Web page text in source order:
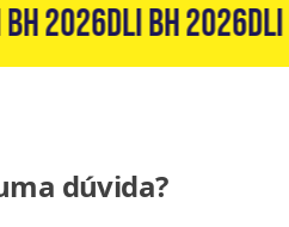
2026DLI BH 2026DLI
dúvida?